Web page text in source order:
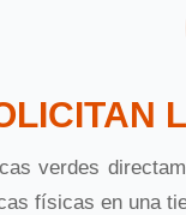
verdes
físicas en una